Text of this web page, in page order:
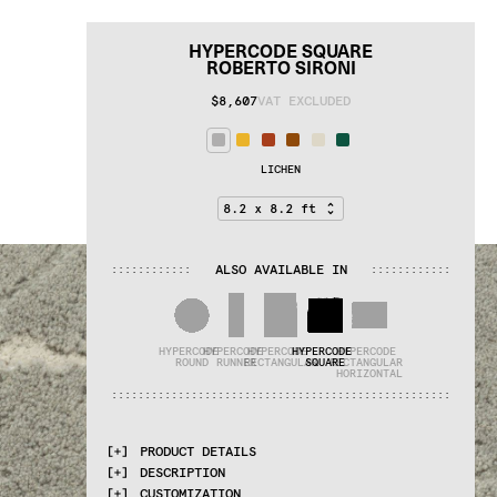
HYPERCODE SQUARE
ROBERTO SIRONI
$8,607VAT EXCLUDED
LICHEN
: : : : : : : : : : : : ALSO AVAILABLE IN : : : : : : : : : : : :
HYPERCODE
ROUND
HYPERCODE
RUNNER
HYPERCODE
RECTANGULAR
HYPERCODE
SQUARE
HYPERCODE
RECTANGULAR
HORIZONTAL
: : : : : : : : : : : : : : : : : : : : : : : : : : : : : : : : : : : : : : : : : : : : : : : : : : :
PRODUCT DETAILS
MATERIALS
DESCRIPTION
CUSTOMIZATION